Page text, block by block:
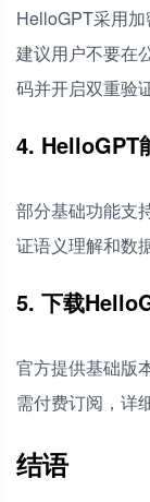
HelloGPT采用加
建议用户不要在
码并开启双重验证
4. HelloGPT
部分基础功能支
证语义理解和数
5. 下载
官方提供基础版
需付费订阅，详
结语